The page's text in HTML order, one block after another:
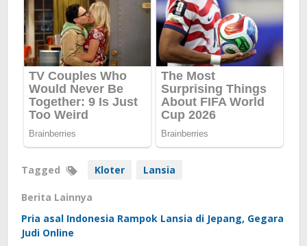
Tagged Kloter Lansia
Berita Lainnya
Pria asal Indonesia Rampok Lansia di Jepang, Gegara
Judi Online